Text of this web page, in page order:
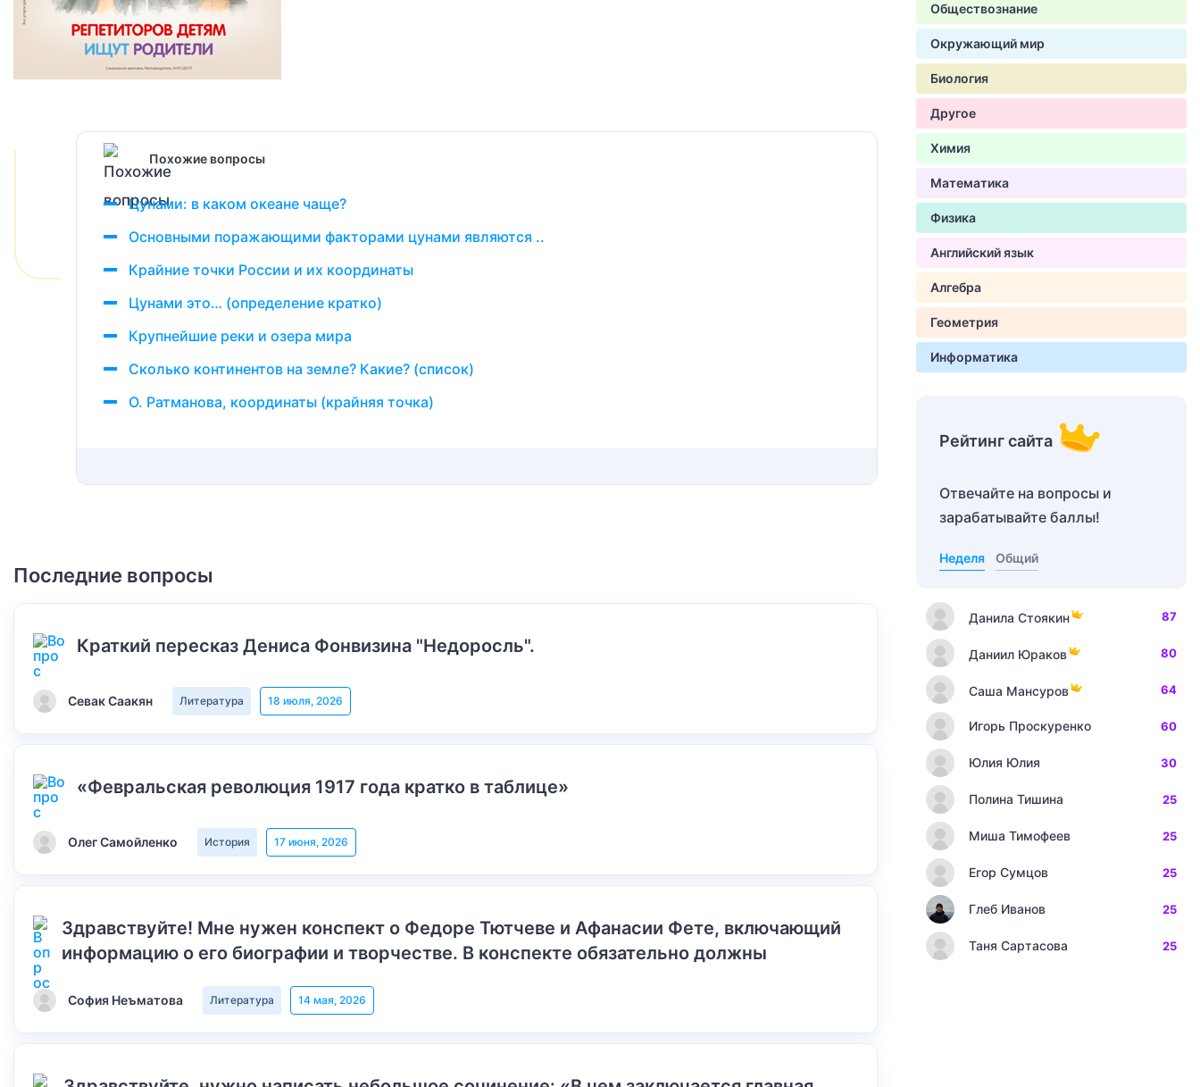
Похожие вопросы
Цунами: в каком океане чаще?
Основными поражающими факторами цунами являются ..
Крайние точки России и их координаты
Цунами это… (определение кратко)
Крупнейшие реки и озера мира
Сколько континентов на земле? Какие? (список)
О. Ратманова, координаты (крайняя точка)
Последние вопросы
Краткий пересказ Дениса Фонвизина "Недоросль".
Севак Саакян Литература 18 июля, 2026
«Февральская революция 1917 года кратко в таблице»
Олег Самойленко История 17 июня, 2026
Здравствуйте! Мне нужен конспект о Федоре Тютчеве и Афанасии Фете, включающий
информацию о его биографии и творчестве. В конспекте обязательно должны
София Неъматова Литература 14 мая, 2026
Обществознание
Окружающий мир
Биология
Другое
Химия
Математика
Физика
Английский язык
Алгебра
Геометрия
Информатика
Рейтинг сайта
Отвечайте на вопросы и
зарабатывайте баллы!
Неделя Общий
Данила Стоякин 87
Даниил Юраков 80
Саша Мансуров 64
Игорь Проскуренко 60
Юлия Юлия 30
Полина Тишина 25
Миша Тимофеев 25
Егор Сумцов 25
Глеб Иванов 25
Таня Сартасова 25